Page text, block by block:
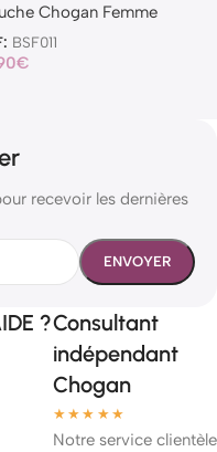
Chogan Femme
BSF011
€
recevoir les dernières
?Consultant
indépendant
Chogan
★★★★★
Notre service clientèle